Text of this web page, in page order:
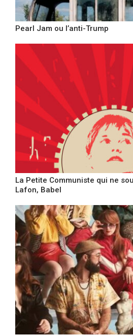
Pearl Jam ou l’anti-Trump
La Petite Communiste qui ne
Lafon, Babel